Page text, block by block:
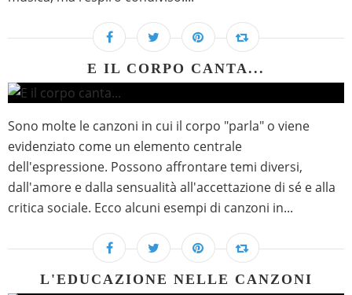
E IL CORPO CANTA...
Sono molte le canzoni in cui il corpo "parla" o viene
evidenziato come un elemento centrale
dell'espressione. Possono affrontare temi diversi,
dall'amore e dalla sensualità all'accettazione di sé e alla
critica sociale. Ecco alcuni esempi di canzoni in...
L'EDUCAZIONE NELLE CANZONI